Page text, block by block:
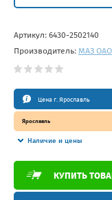
Артикул: 6430-2502140
Производитель: МАЗ ОАО
Цена г. Ярославль
Ярославль
Наличие и цены
КУПИТЬ